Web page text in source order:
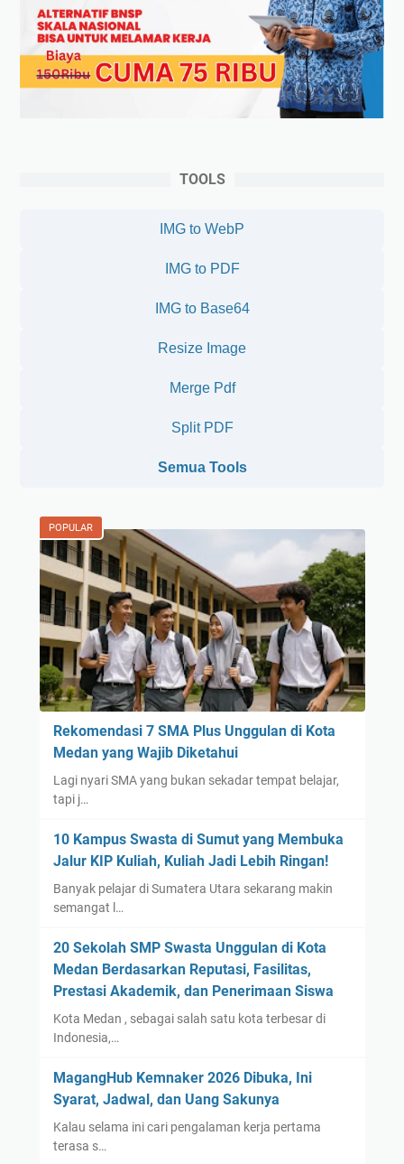
TOOLS
IMG to WebP
IMG to PDF
IMG to Base64
Resize Image
Merge Pdf
Split PDF
Semua Tools
POPULAR
Rekomendasi 7 SMA Plus Unggulan di Kota
Medan yang Wajib Diketahui
Lagi nyari SMA yang bukan sekadar tempat belajar,
tapi j…
10 Kampus Swasta di Sumut yang Membuka
Jalur KIP Kuliah, Kuliah Jadi Lebih Ringan!
Banyak pelajar di Sumatera Utara sekarang makin
semangat l…
20 Sekolah SMP Swasta Unggulan di Kota
Medan Berdasarkan Reputasi, Fasilitas,
Prestasi Akademik, dan Penerimaan Siswa
Kota Medan , sebagai salah satu kota terbesar di
Indonesia,…
MagangHub Kemnaker 2026 Dibuka, Ini
Syarat, Jadwal, dan Uang Sakunya
Kalau selama ini cari pengalaman kerja pertama
terasa s…